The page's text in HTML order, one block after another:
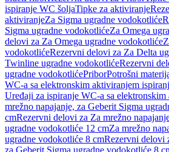
ispiranje WC šoljaTipke za aktiviranje
aktiviranjeZa Sigma ugradne vodokotliće
Sigma ugradne vodokotlićeZa Omega
delovi za Za Omega ugradne vodokotliće
vodokotlićeRezervni delovi za Za Delta
Twinline ugradne vodokotlićeRezervni
ugradne vodokotlićePriborPotrošni
WC-a sa elektronskim aktiviranjem
Uređaji za ispiranje WC-a sa
mrežno napajanje, za Geberit Sigma
cmRezervni delovi za Za mrežno
ugradne vodokotliće 12 cmZa mrežno
ugradne vodokotliće 8 cmRezervni delovi
za Geberit Sigma ugradne vodokotliće 8